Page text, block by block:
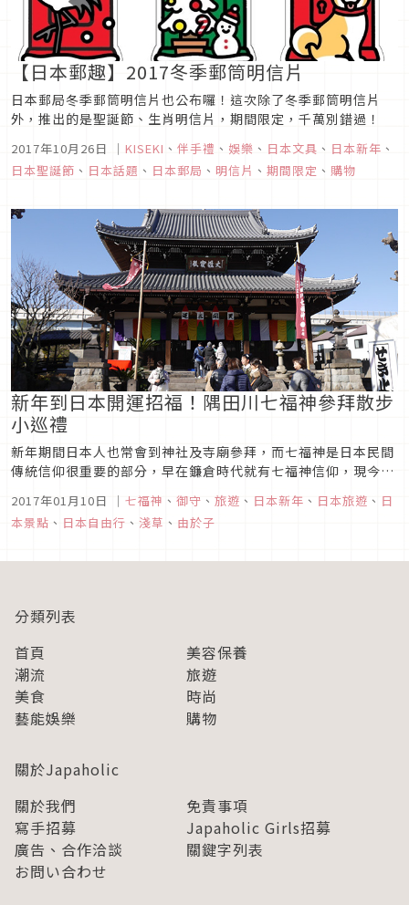
【日本郵趣】2017冬季郵筒明信片
日本郵局冬季郵筒明信片也公布囉！這次除了冬季郵筒明信片
外，推出的是聖誕節、生肖明信片，期間限定，千萬別錯過！
2017年10月26日 ｜ KISEKI 、 伴手禮 、 娛樂 、 日本文具 、 日本新年 、
日本聖誕節 、 日本話題 、 日本郵局 、 明信片 、 期間限定 、 購物
新年到日本開運招福！隅田川七福神參拜散步
小巡禮
新年期間日本人也常會到神社及寺廟參拜，而七福神是日本民間
傳統信仰很重要的部分，早在鐮倉時代就有七福神信仰，現今日
獲得神明的庇佑。 接下來的農曆年假期，計畫到東京旅遊的朋
友，或許晚了一步不能體驗日本新年，不過也是可以去感受一下
2017年01月10日 ｜ 七福神 、 御守 、 旅遊 、 日本新年 、 日本旅遊 、 日
本景點 、 日本自由行 、 淺草 、 由於子
分類列表
首頁
美容保養
潮流
旅遊
美食
時尚
藝能娛樂
購物
關於Japaholic
關於我們
免責事項
寫手招募
Japaholic Girls招募
廣告、合作洽談
關鍵字列表
お問い合わせ